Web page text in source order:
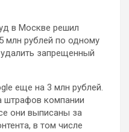
в Москве решил
млн рублей по одному
запрещенный
еще на 3 млн рублей.
штрафов компании
они выписаны за
в том числе